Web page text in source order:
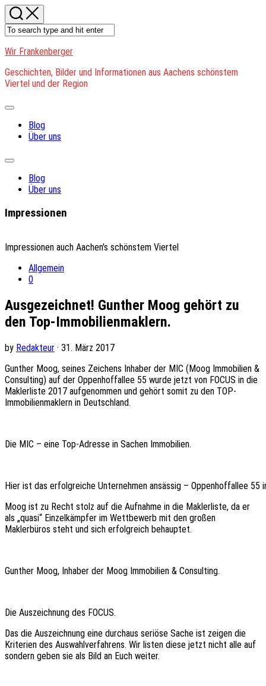
Skip
to
content
Wir Frankenberger
Geschichten, Bilder und Informationen aus Aachens schönstem
Viertel und der Region
Expand
Blog
Über uns
Expand
Blog
Über uns
Impressionen
Impressionen auch Aachen's schönstem Viertel
Allgemein
0
Ausgezeichnet! Gunther Moog gehört zu
den Top-Immobilienmaklern.
by Redakteur · 31. März 2017
Gunther Moog, seines Zeichens Inhaber der MIC (Moog Immobilien &
Consulting) auf der Oppenhoffallee 55 wurde jetzt von FOCUS in die
Maklerliste 2017 aufgenommen und gehört somit zu den TOP-
Immobilienmaklern in Deutschland.
Die MIC – eine Top-Adresse in Sachen Immobilien.
Hier ist das erfolgreiche Unternehmen ansässig – Oppenhoffallee 55
Moog ist zu Recht stolz auf die Aufnahme in die Maklerliste, da er
als „quasi“ Einzelkämpfer im Wettbewerb mit den großen
Maklerbüros steht und sich erfolgreich behauptet.
Gunther Moog, Inhaber der Moog Immobilien & Consulting.
Die Auszeichnung des FOCUS.
Das die Auszeichnung eine durchaus seriöse Sache ist zeigen die
Kriterien des Auswahlverfahrens. Wir listen diese jetzt nicht alle auf
sondern geben sie als Bild an Euch weiter.